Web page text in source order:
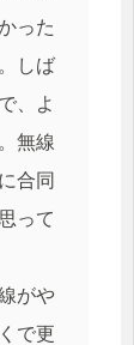
った
しば
、よ
無線
合同
って
がや
で更